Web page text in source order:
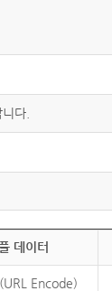
다.
데이터
Encode)